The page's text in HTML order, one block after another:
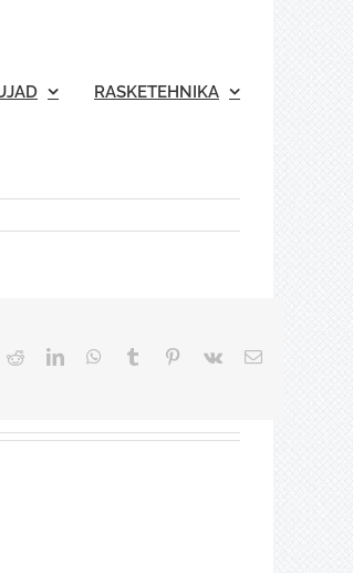
RASKETEHNIKA
RedditLinkedInWhatsApp
Tumblr Pinterest
Vk Email